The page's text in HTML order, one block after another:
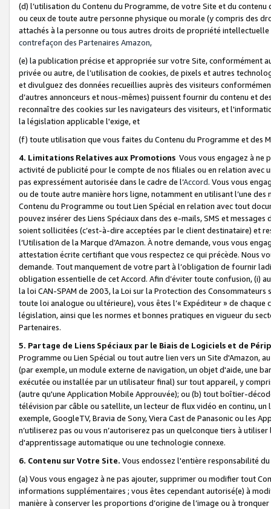
(d) l’utilisation du Contenu du Programme, de votre Site et du
ou ceux de toute autre personne physique ou morale (y compris des
attachés à la personne ou tous autres droits de propriété
contrefaçon des Partenaires Amazon,
(e) la publication précise et appropriée sur votre Site, conformément
privée ou autre, de l’utilisation de cookies, de pixels et autres
et divulguez des données recueillies auprès des visiteurs
d’autres annonceurs et nous-mêmes) puissent fournir du contenu et
reconnaître des cookies sur les navigateurs des visiteurs, et
la législation applicable l'exige, et
(f) toute utilisation que vous faites du Contenu du Programme et des
4. Limitations Relatives aux Promotions Vous vous engagez à ne
activité de publicité pour le compte de nos filiales ou en relation avec
pas expressément autorisée dans le cadre de l’Accord. Vous vous
ou de toute autre manière hors ligne, notamment en utilisant l’une
Contenu du Programme ou tout Lien Spécial en relation avec tout
pouvez insérer des Liens Spéciaux dans des e-mails, SMS et
soient sollicitées (c’est-à-dire acceptées par le client destinataire) et
l’Utilisation de la Marque d’Amazon. À notre demande, vous vous
attestation écrite certifiant que vous respectez ce qui précède. Nous
demande. Tout manquement de votre part à l’obligation de fournir
obligation essentielle de cet Accord. Afin d’éviter toute confusion, (i)
la loi CAN-SPAM de 2003, la Loi sur la Protection des
toute loi analogue ou ultérieure), vous êtes l’« Expéditeur » de
législation, ainsi que les normes et bonnes pratiques en vigueur du
Partenaires.
5. Partage de Liens Spéciaux par le Biais de Logiciels et de
Programme ou Lien Spécial ou tout autre lien vers un Site d'Amazon,
(par exemple, un module externe de navigation, un objet d'aide, une
exécutée ou installée par un utilisateur final) sur tout appareil, y
(autre qu'une Application Mobile Approuvée); ou (b) tout boîtier-
télévision par câble ou satellite, un lecteur de flux vidéo en continu,
exemple, GoogleTV, Bravia de Sony, Viera Cast de Panasonic ou les
n’utiliserez pas ou vous n’autoriserez pas un quelconque tiers à
d'apprentissage automatique ou une technologie connexe.
6. Contenu sur Votre Site. Vous endossez l'entière responsabilité
(a) Vous vous engagez à ne pas ajouter, supprimer ou modifier tout
informations supplémentaires ; vous êtes cependant autorisé(e) à
manière à conserver les proportions d’origine de l’image ou à